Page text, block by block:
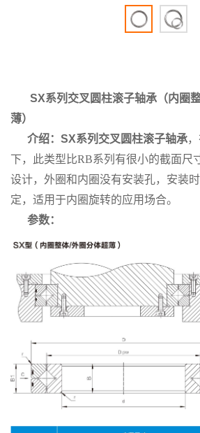
SX系列交叉圆柱滚子轴承（内圈
薄）
介绍：SX系列交叉圆柱滚子轴承
下，此类型比RB系列有很小的截面尺
设计，外圈和内圈没有安装孔，安装
定，适用于内圈旋转的应用场合。
参数：